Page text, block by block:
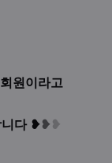
회원이라고
다 ❥❥ ❥